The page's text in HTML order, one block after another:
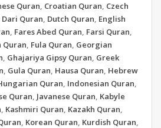
Quran, Croatian Quran, Czech
Dari Quran, Dutch Quran, English
, Fares Abed Quran, Farsi Quran,
Quran, Fula Quran, Georgian
, Ghajariya Gipsy Quran, Greek
, Gula Quran, Hausa Quran, Hebrew
Quran, Indonesian Quran,
Quran, Javanese Quran, Kabyle
, Kashmiri Quran, Kazakh Quran,
, Korean Quran, Kurdish Quran,